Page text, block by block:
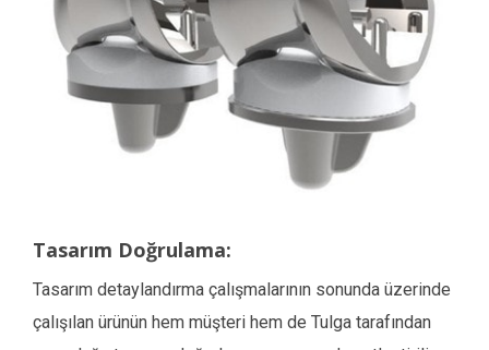
Tasarım Doğrulama:
Tasarım detaylandırma çalışmalarının sonunda üzerinde
çalışılan ürünün hem müşteri hem de Tulga tarafından